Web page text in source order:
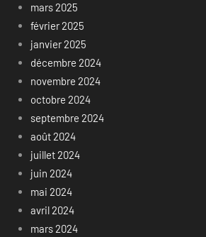
mars 2025
février 2025
janvier 2025
décembre 2024
novembre 2024
octobre 2024
septembre 2024
août 2024
juillet 2024
juin 2024
mai 2024
avril 2024
mars 2024